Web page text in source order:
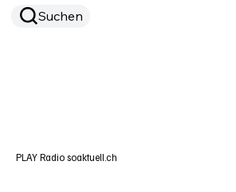
Suchen
PLAY Radio soaktuell.ch